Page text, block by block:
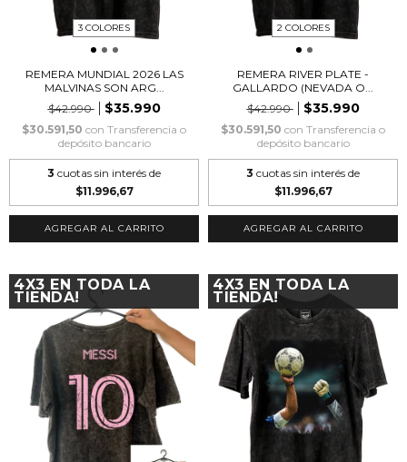
3 COLORES
REMERA MUNDIAL 2026 LAS
MALVINAS SON ARG...
$42.990
$35.990
$30.591,50 con Transferencia o
depósito bancario
3 cuotas sin interés de
$11.996,67
AGREGAR AL CARRITO
2 COLORES
REMERA RIVER PLATE -
GALLARDO (NEVADA O...
$42.990
$35.990
$30.591,50 con Transferencia o
depósito bancario
3 cuotas sin interés de
$11.996,67
AGREGAR AL CARRITO
4X3 EN TODA LA
TIENDA!
4X3 EN TODA LA
TIENDA!